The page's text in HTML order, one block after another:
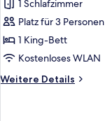
1 King-
Bett,
barrierefrei
anzeigen
1 Schlafzimmer
Platz für 3 Personen
1 King-Bett
Kostenloses WLAN
Weitere Details
Weitere